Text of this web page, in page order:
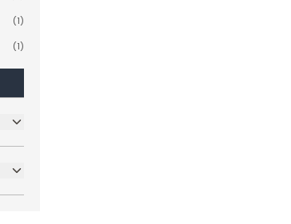
(1)
(1)